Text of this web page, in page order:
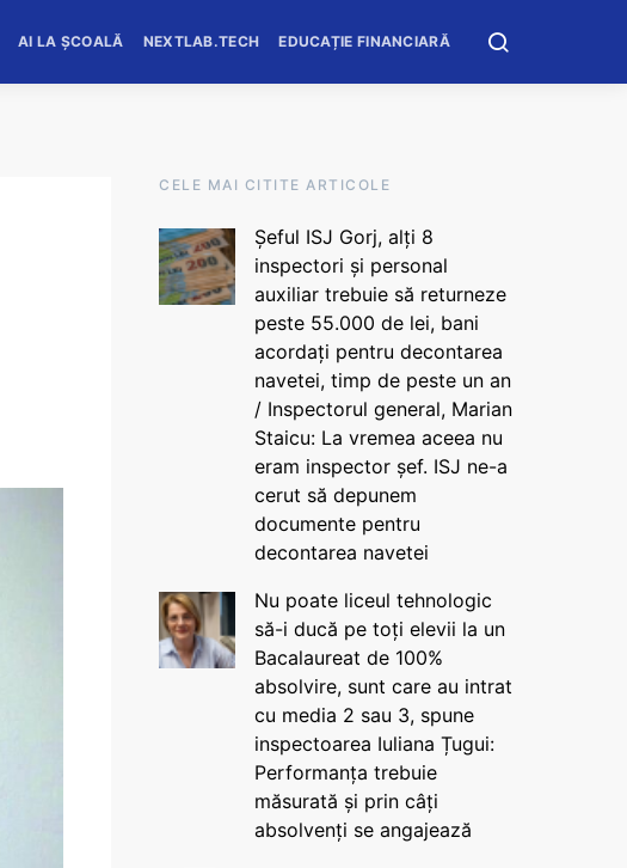
AI LA ȘCOALĂ NEXTLAB.TECH EDUCAȚIE FINANCIARĂ
CELE MAI CITITE ARTICOLE
Șeful ISJ Gorj, alți 8
inspectori și personal
auxiliar trebuie să returneze
peste 55.000 de lei, bani
acordați pentru decontarea
navetei, timp de peste un an
/ Inspectorul general, Marian
Staicu: La vremea aceea nu
eram inspector șef. ISJ ne-a
cerut să depunem
documente pentru
decontarea navetei
Nu poate liceul tehnologic
să-i ducă pe toți elevii la un
Bacalaureat de 100%
absolvire, sunt care au intrat
cu media 2 sau 3, spune
inspectoarea Iuliana Țugui:
Performanța trebuie
măsurată și prin câți
absolvenți se angajează